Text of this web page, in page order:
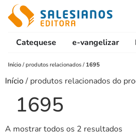
Catequese e-vangelizar
Início /produtos relacionados / 1695
Início/ produtos relacionados do
1695
A mostrar todos os 2 resultados